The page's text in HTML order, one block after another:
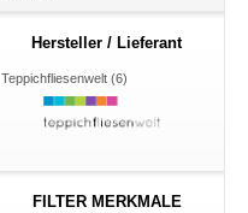
Hersteller / Lieferant
Teppichfliesenwelt (6)
FILTER MERKMALE